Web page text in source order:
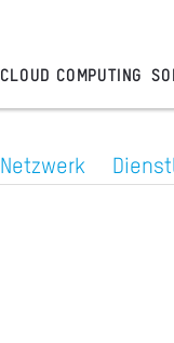
CLOUD COMPUTING
Netzwerk